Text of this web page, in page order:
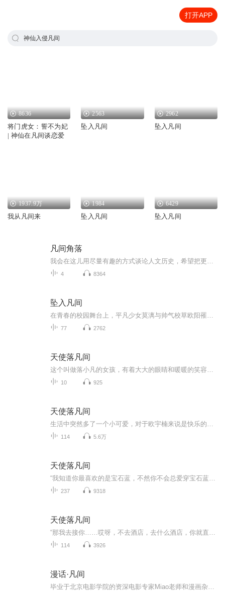
打开APP
神仙入侵凡间
8636
将门虎女：誓不为妃
| 神仙在凡间谈恋爱
2563
坠入凡间
2962
坠入凡间
1937.9万
我从凡间来
1984
坠入凡间
6429
坠入凡间
凡间角落
4 8364
坠入凡间
77 2762
天使落凡间
10 925
天使落凡间
114 5.6万
天使落凡间
237 9318
天使落凡间
114 3926
漫话·凡间